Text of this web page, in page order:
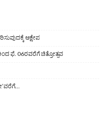
ಆಕ್ಷೇಪ
ಫೆ. 06ರವರೆಗೆ ಚಿತ್ರೋತ್ಸವ